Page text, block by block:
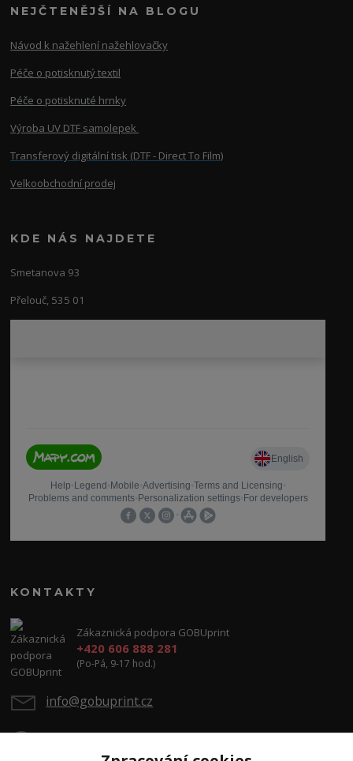
NEJČTENĚJŠÍ NA BLOGU
Návod k nažehlení nažehlovačky
Péče o potisknutý textil
Péče o potisknuté hrnky
Výroba UV DTF samolepek
Transferový digitální tisk (DTF - Direct To Film)
Velkoobchodní prodej
KDE NÁS NAJDETE
Smetanova 93
Přelouč, 535 01
KONTAKTY
Zákaznická podpora GOBUprint
+420 606 888 281
(Po-Pá, 9-17 hod.)
info@gobuprint.cz